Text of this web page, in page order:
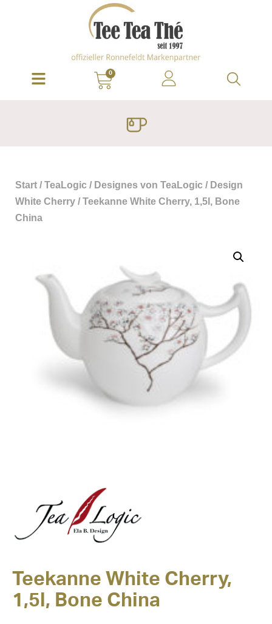
0
Start / TeaLogic / Designes von TeaLogic / Design
White Cherry / Teekanne White Cherry, 1,5l, Bone
China
Teekanne White Cherry,
1,5l, Bone China